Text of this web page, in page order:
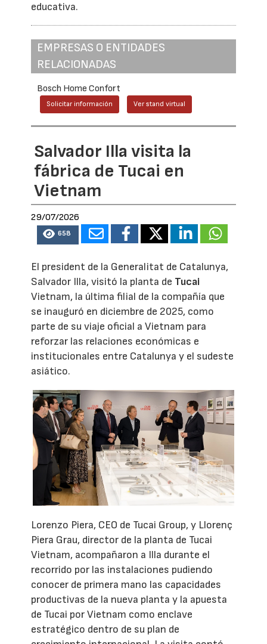
educativa.
EMPRESAS O ENTIDADES
RELACIONADAS
Bosch Home Confort
Solicitar información Ver stand virtual
Salvador Illa visita la
fábrica de Tucai en
Vietnam
29/07/2026
658
El president de la Generalitat de Catalunya,
Salvador Illa, visitó la planta de Tucai
Vietnam, la última filial de la compañía que
se inauguró en diciembre de 2025, como
parte de su viaje oficial a Vietnam para
reforzar las relaciones económicas e
institucionales entre Catalunya y el sudeste
asiático.
Lorenzo Piera, CEO de Tucai Group, y Llorenç
Piera Grau, director de la planta de Tucai
Vietnam, acompañaron a Illa durante el
recorrido por las instalaciones pudiendo
conocer de primera mano las capacidades
productivas de la nueva planta y la apuesta
de Tucai por Vietnam como enclave
estratégico dentro de su plan de